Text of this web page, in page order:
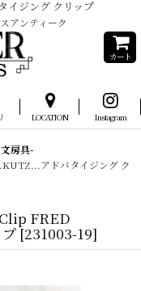
イジング クリップ
アンティーク
カート
LOCATION Instagram
房具-
アドバタイジング ク
FRED
[231003-19]